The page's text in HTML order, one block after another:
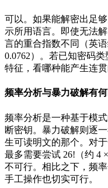
可以。如果能解密出足
示所用语言。即使无法
言的重合指数不同（英
0.0762）。若已知密码
特征，看哪种能产生连贯
频率分析与暴力破解有
频率分析是一种基于模
断密钥。暴力破解则逐
生可读明文的那个。对
最多需要尝试 26!（约 4
不可行。相比之下，频
手工操作也切实可行。